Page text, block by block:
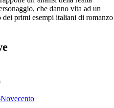
che danno vita ad un
primi esempi italiani di romanzo